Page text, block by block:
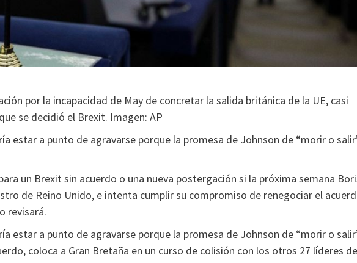
por la incapacidad de May de concretar la salida británica de la UE, casi
se decidió el Brexit. Imagen: AP
estar a punto de agravarse porque la promesa de Johnson de “morir o
un Brexit sin acuerdo o una nueva postergación si la próxima semana
de Reino Unido, e intenta cumplir su compromiso de renegociar el
revisará.
estar a punto de agravarse porque la promesa de Johnson de “morir o
coloca a Gran Bretaña en un curso de colisión con los otros 27 líderes